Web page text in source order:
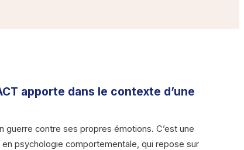
apporte dans le contexte d’une
guerre contre ses propres émotions. C’est une
psychologie comportementale, qui repose sur